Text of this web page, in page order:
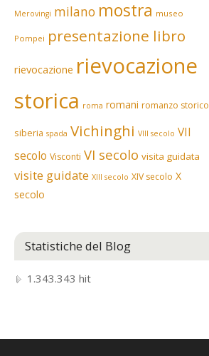
Merovingi milano mostra museo
Pompei presentazione libro
rievocazione rievocazione
storica roma romani romanzo storico
siberia spada Vichinghi VIII secolo VII
secolo Visconti VI secolo visita guidata
visite guidate XIII secolo XIV secolo X
secolo
Statistiche del Blog
1.343.343 hit